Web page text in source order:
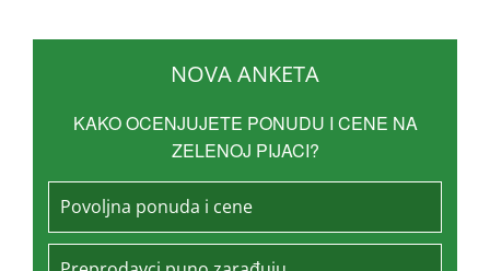
NOVA ANKETA
KAKO OCENJUJETE PONUDU I CENE NA
ZELENOJ PIJACI?
Povoljna ponuda i cene